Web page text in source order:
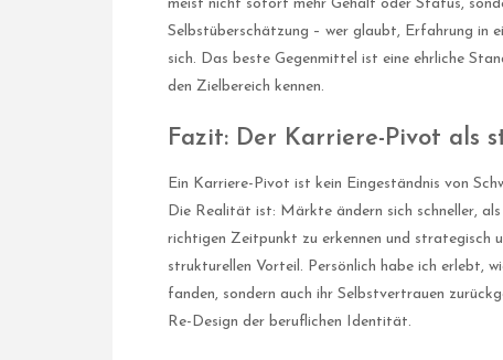
meist nicht sofort mehr Gehalt oder Status,
Selbstüberschätzung – wer glaubt, Erfahrung in
sich. Das beste Gegenmittel ist eine ehrliche
den Zielbereich kennen.
Fazit: Der Karriere-Pivot als
Ein Karriere-Pivot ist kein Eingeständnis von
Die Realität ist: Märkte ändern sich schneller,
richtigen Zeitpunkt zu erkennen und strategisch
strukturellen Vorteil. Persönlich habe ich erlebt,
fanden, sondern auch ihr Selbstvertrauen
Re-Design der beruflichen Identität.